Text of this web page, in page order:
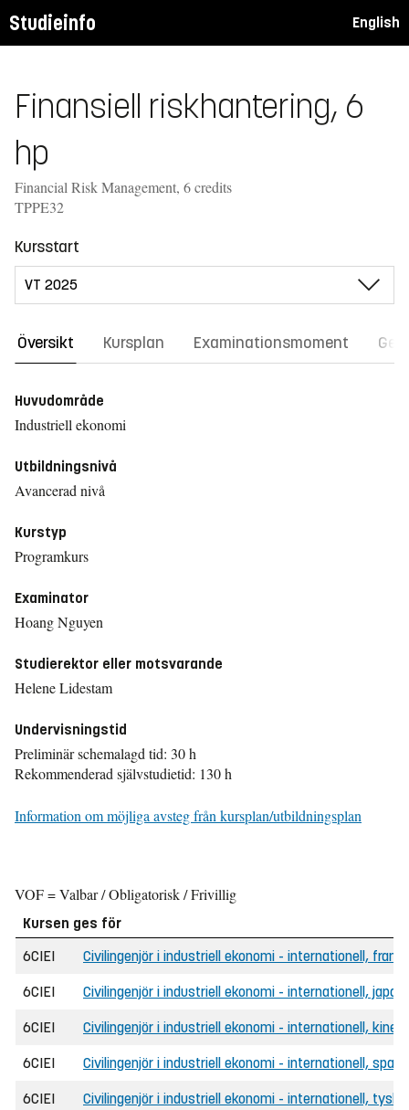
Studieinfo English
Finansiell riskhantering, 6
hp
Financial Risk Management, 6 credits
TPPE32
Kursstart
Översikt Kursplan Examinationsmoment
Huvudområde
Industriell ekonomi
Utbildningsnivå
Avancerad nivå
Kurstyp
Programkurs
Examinator
Hoang Nguyen
Studierektor eller motsvarande
Helene Lidestam
Undervisningstid
Preliminär schemalagd tid: 30 h
Rekommenderad självstudietid: 130 h
Information om möjliga avsteg från kursplan/utbildningsplan
VOF = Valbar / Obligatorisk / Frivillig
Kursen ges för
6CIEI
Civilingenjör i industriell ekonomi - internationell,
6CIEI Civilingenjör i industriell ekonomi - internationell,
6CIEI Civilingenjör i industriell ekonomi - internationell,
6CIEI Civilingenjör i industriell ekonomi - internationell,
6CIEI Civilingenjör i industriell ekonomi - internationell,